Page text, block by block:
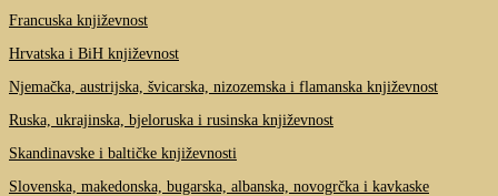
Francuska književnost
Hrvatska i BiH književnost
Njemačka, austrijska, švicarska, nizozemska i flamanska književnost
Ruska, ukrajinska, bjeloruska i rusinska književnost
Skandinavske i baltičke književnosti
Slovenska, makedonska, bugarska, albanska, novogrčka i kavkaske